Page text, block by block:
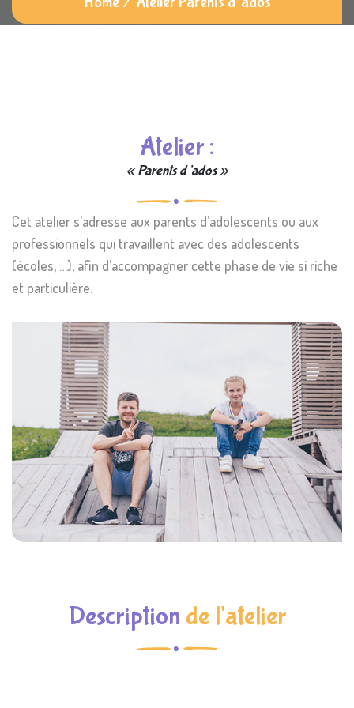
Atelier :
« Parents d’ados »
Cet atelier s’adresse aux parents d’adolescents ou aux
professionnels qui travaillent avec des adolescents
(écoles, …), afin d’accompagner cette phase de vie si riche
et particulière.
Description de l'atelier